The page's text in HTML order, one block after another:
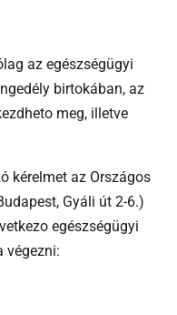
az egészségügyi
birtokában, az
meg, illetve
kérelmet az Országos
Gyáli út 2-6.)
egészségügyi
végezni: